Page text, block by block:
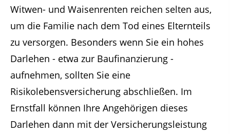
Witwen- und Waisenrenten reichen selten aus,
um die Familie nach dem Tod eines Elternteils
zu versorgen. Besonders wenn Sie ein hohes
Darlehen - etwa zur Baufinanzierung -
aufnehmen, sollten Sie eine
Risikolebensversicherung abschließen. Im
Ernstfall können Ihre Angehörigen dieses
Darlehen dann mit der Versicherungsleistung